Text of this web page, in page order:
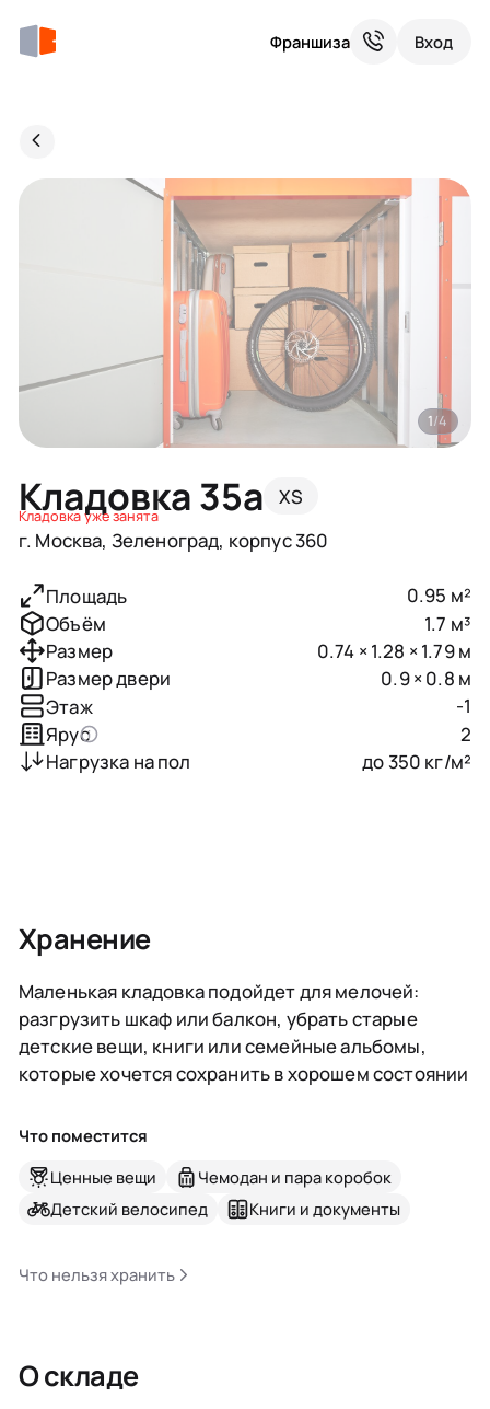
Франшиза Вход
Кладовка 35a XS
Кладовка уже занята
г. Москва, Зеленоград, корпус 360
1/4
Площадь
0.95 м²
Объём
1.7 м³
Размер
0.74 × 1.28 × 1.79 м
Размер двери
0.9 × 0.8 м
Этаж
-1
Ярус
2
Нагрузка на пол
до 350 кг/м²
Хранение
Маленькая кладовка подойдет для мелочей:
разгрузить шкаф или балкон, убрать старые
детские вещи, книги или семейные альбомы,
которые хочется сохранить в хорошем состоянии
Что поместится
Ценные вещи
Чемодан и пара коробок
Детский велосипед
Книги и документы
Что нельзя хранить
О складе